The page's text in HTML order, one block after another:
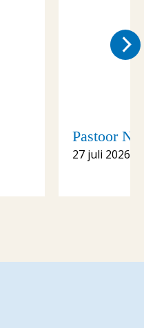
Pastoor
27 juli 2026